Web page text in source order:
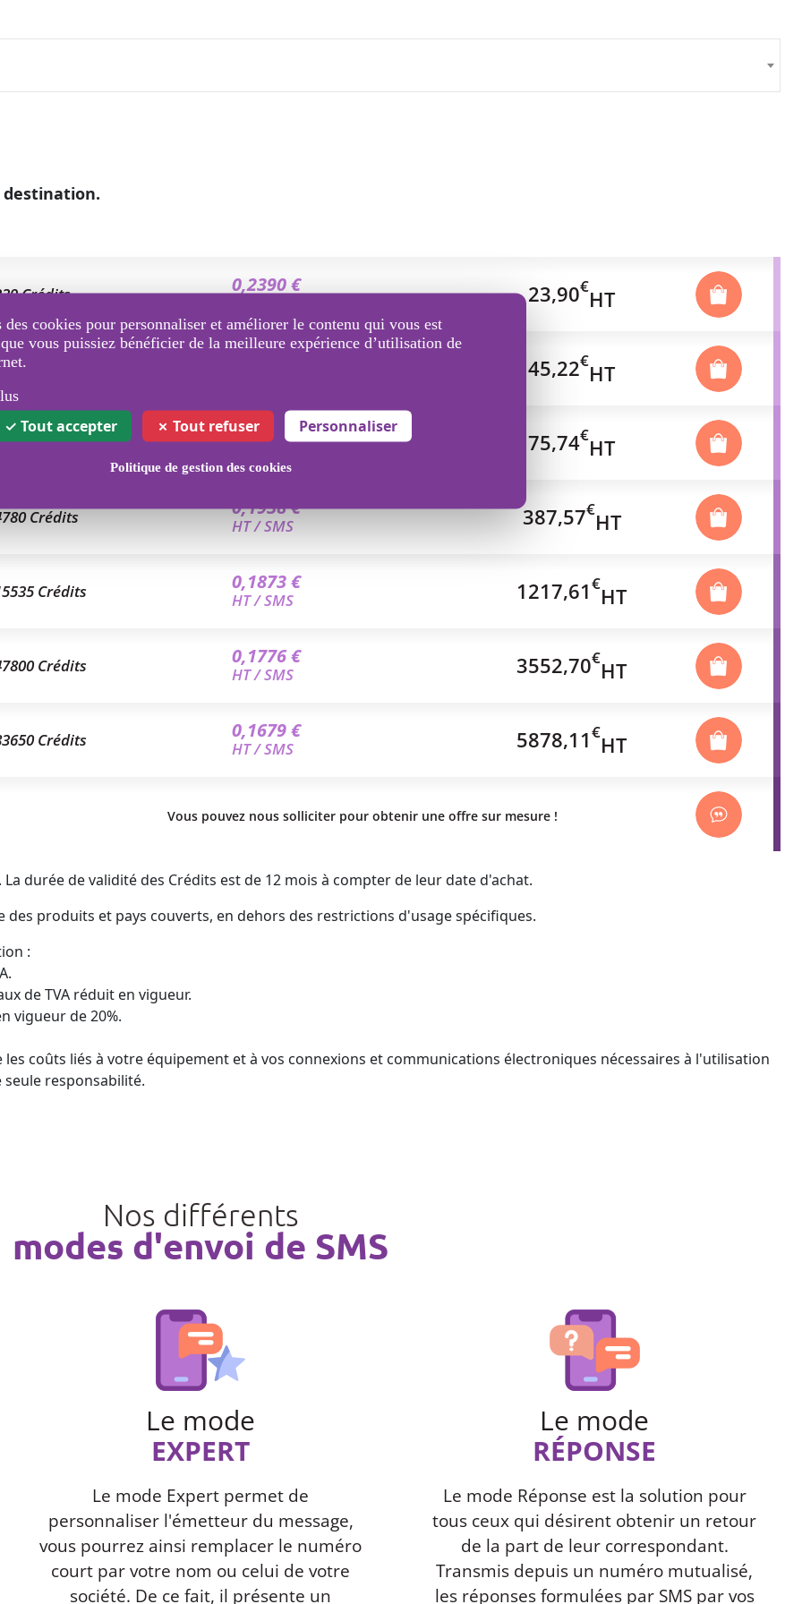
cookies pour personnaliser et améliorer le contenu qui vous est
vous puissiez bénéficier de la meilleure expérience d’utilisation de
Tout accepter Tout refuser Personnaliser
Politique de gestion des cookies
Crédits 0,2390 € 23,90€HT
Crédits 45,22€HT
Crédits 0,2164 € 75,74€HT
Crédits 0,1938 €
HT / SMS 387,57€HT
Crédits 0,1873 €
HT / SMS 1217,61€HT
Crédits 0,1776 €
HT / SMS 3552,70€HT
Crédits 0,1679 €
HT / SMS 5878,11€HT
Vous pouvez nous solliciter pour obtenir une offre sur mesure !
durée de validité des Crédits est de 12 mois à compter de leur date d'achat.
produits et pays couverts, en dehors des restrictions d'usage spécifiques.
:
de TVA réduit en vigueur.
vigueur de 20%.
coûts liés à votre équipement et à vos connexions et communications électroniques nécessaires à l'utilisation
responsabilité.
Nos différents
modes d'envoi de SMS
Le mode
EXPERT
Le mode Expert permet de
personnaliser l'émetteur du message,
vous pourrez ainsi remplacer le numéro
court par votre nom ou celui de votre
société. De ce fait, il présente un
Le mode
RÉPONSE
Le mode Réponse est la solution pour
tous ceux qui désirent obtenir un retour
de la part de leur correspondant.
Transmis depuis un numéro mutualisé,
les réponses formulées par SMS par vos